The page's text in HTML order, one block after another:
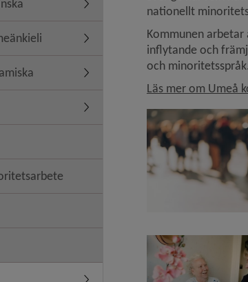
Undermeny för Förvaltningsområde för
Undermeny för Förvaltningsområde för
Undermeny för Förvaltningsområde för
Undermeny för Samråd
nationellt
Kommunen
inflytande och
och minoritetsspråk.
Läs mer om Umeå